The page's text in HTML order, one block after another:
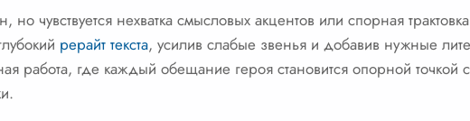
но чувствуется нехватка смысловых акцентов или спорная
рерайт текста, усилив слабые звенья и добавив нужные
работа, где каждый обещание героя становится опорной